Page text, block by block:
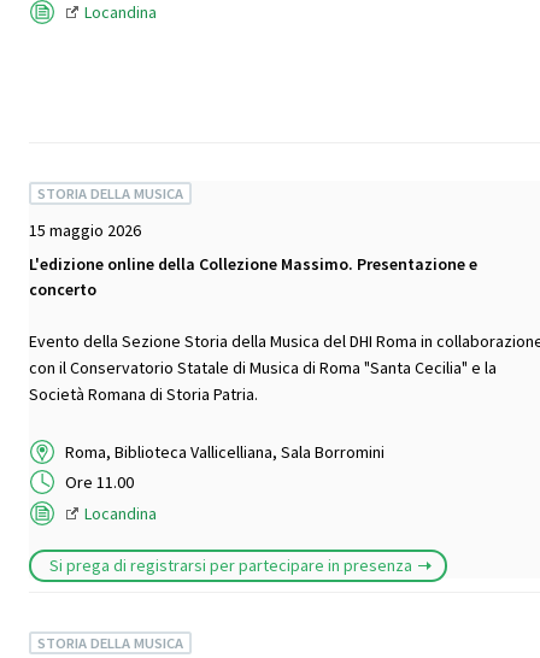
Locandina
STORIA DELLA MUSICA
15 maggio 2026
L'edizione online della Collezione Massimo. Presentazione e
concerto
Evento della Sezione Storia della Musica del DHI Roma in
con il Conservatorio Statale di Musica di Roma "Santa Cecilia" e la
Società Romana di Storia Patria.
Roma, Biblioteca Vallicelliana, Sala Borromini
Ore 11.00
Locandina
Si prega di registrarsi per partecipare in presenza
STORIA DELLA MUSICA